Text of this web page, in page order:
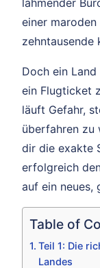
einer
zehntausende
Doch ein
ein Flugticket
läuft Gefahr,
überfahren zu
dir die exakte
erfolgreich
auf ein neues,
Table of
Teil 1: Die
Landes